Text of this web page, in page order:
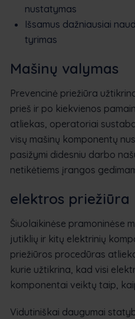
nustatymas
Išsamus dažniausiai
tyrimas
Mašinų valymas
Prevencinė priežiūra
prieš ir po kiekvienos
atliekas, operatoriai
visų mašinų komponentų
pasižymi didesniu darbo
netikėtiems įrangos
elektros priežiūra
Šiuolaikinėse pramoninėse
jutiklių ir kitų elektrinių
priežiūros procedūras
kurie užtikrina, kad visi
komponentai veiktų taip,
Vidutiniškai daugumai